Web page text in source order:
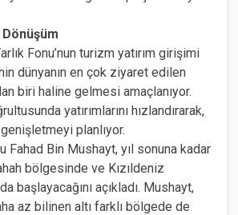
Fonu’nun turizm yatırım girişimi
dünyanın en çok ziyaret edilen
biri haline gelmesi amaçlanıyor.
yatırımlarını hızlandırarak,
planlıyor.
Fahad Bin Mushayt, yıl sonuna kadar
bölgesinde ve Kızıldeniz
başlayacağını açıkladı. Mushayt,
az bilinen altı farklı bölgede de